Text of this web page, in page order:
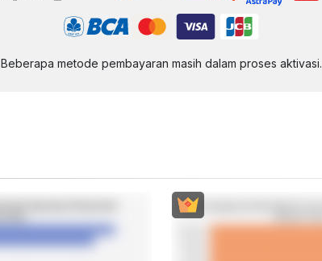
Beberapa metode pembayaran masih dalam proses aktivasi.